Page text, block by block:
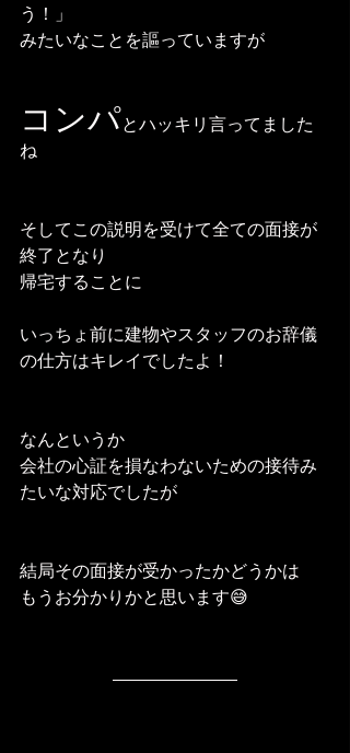
う！」
みたいなことを謳っていますが
コンパとハッキリ言ってました
ね
そしてこの説明を受けて全ての面接が
終了となり
帰宅することに
いっちょ前に建物やスタッフのお辞儀
の仕方はキレイでしたよ！
なんというか
会社の心証を損なわないための接待み
たいな対応でしたが
結局その面接が受かったかどうかは
もうお分かりかと思います😅